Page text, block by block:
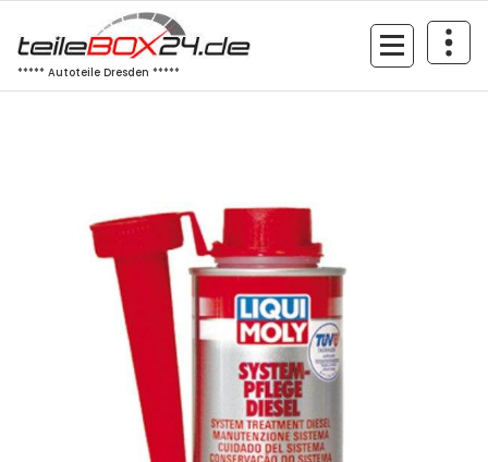
Inhalt
springen
***** Autoteile Dresden *****